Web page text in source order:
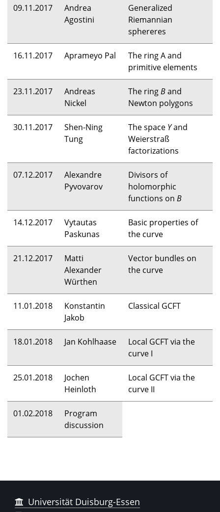
09.11.2017
Andrea
Agostini
Generalized
Riemannian
sphereres
16.11.2017 Aprameyo Pal
The ring A and
primitive elements
23.11.2017
Andreas
Nickel
The ringBand
Newton polygons
30.11.2017
Shen-Ning
Tung
The space Yand
Weierstraß
factorizations
07.12.2017
Alexandre
Pyvovarov
Divisors of
holomorphic
functions on B
14.12.2017
Vytautas
Paskunas
Basic properties of
the curve
21.12.2017
Matti
Alexander
Würthen
Vector bundles on
the curve
11.01.2018
Konstantin
Jakob
Classical GCFT
18.01.2018 Jan Kohlhaase Local GCFTvia the
curve I
25.01.2018
Jochen
Heinloth
Local GCFTvia the
curve II
01.02.2018
Program
discussion
Universität Duisburg-Essen